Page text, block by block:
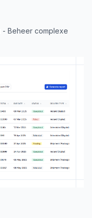
- Beheer complexe